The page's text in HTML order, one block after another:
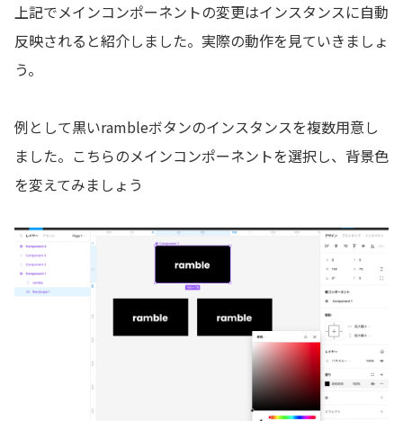
上記でメインコンポーネントの変更はインスタンスに自動
反映されると紹介しました。実際の動作を見ていきましょ
う。
例として黒いrambleボタンのインスタンスを複数用意し
ました。こちらのメインコンポーネントを選択し、背景色
を変えてみましょう